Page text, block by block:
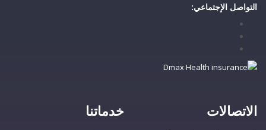
التواصل الإجتماعي:
خدماتنا الاتصالات